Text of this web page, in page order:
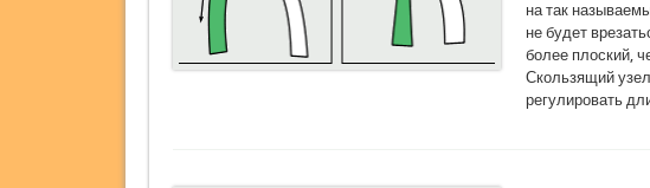
на так
не будет
более плоский,
Скользящий
регулировать